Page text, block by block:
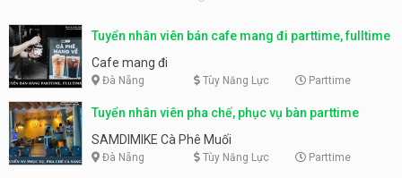
Tuyển nhân viên bán cafe mang đi parttime, fulltime
Cafe mang đi
Đà Nẵng Tùy Năng Lực Parttime
Tuyển nhân viên pha chế, phục vụ bàn parttime
SAMDIMIKE Cà Phê Muối
Đà Nẵng Tùy Năng Lực Parttime